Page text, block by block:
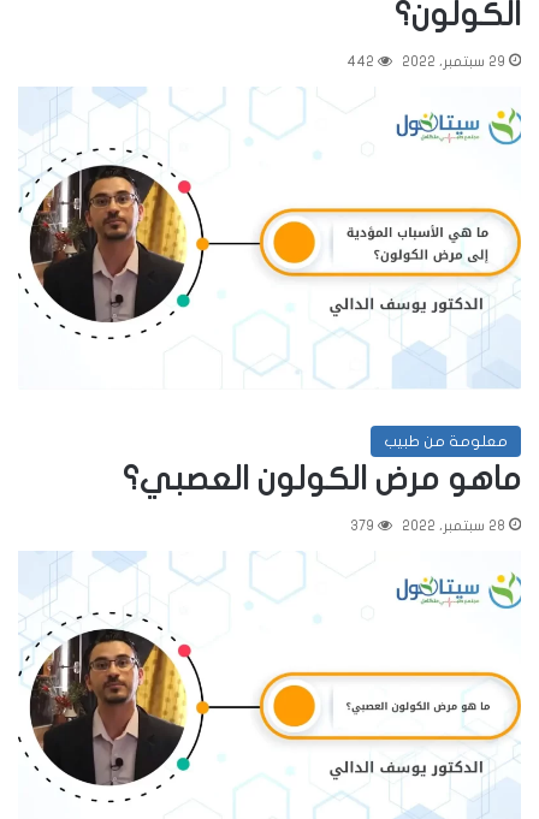
الكولون؟
29 سبتمبر، 2022 442
معلومة من طبيب
ماهو مرض الكولون العصبي؟
28 سبتمبر، 2022 379